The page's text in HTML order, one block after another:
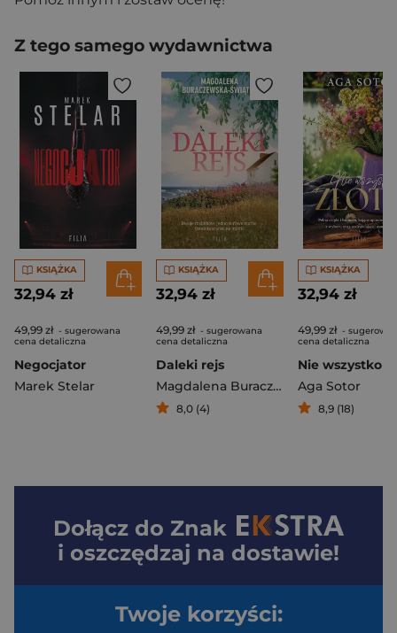
Z tego samego wydawnictwa
KSIĄŻKA
32,94 zł
49,99 zł - sugerowana
cena detaliczna
Negocjator
Marek Stelar
KSIĄŻKA
32,94 zł
49,99 zł - sugerowana
cena detaliczna
Daleki rejs
Magdalena Buraczewska-Świątek
8,0 (4)
KSIĄŻKA
32,94 zł
49,99 zł -
cena detaliczna
Nie wszystko
Aga Sotor
8,9 (18)
Dołącz do Znak
i oszczędzaj na dostawie!
Twoje korzyści: